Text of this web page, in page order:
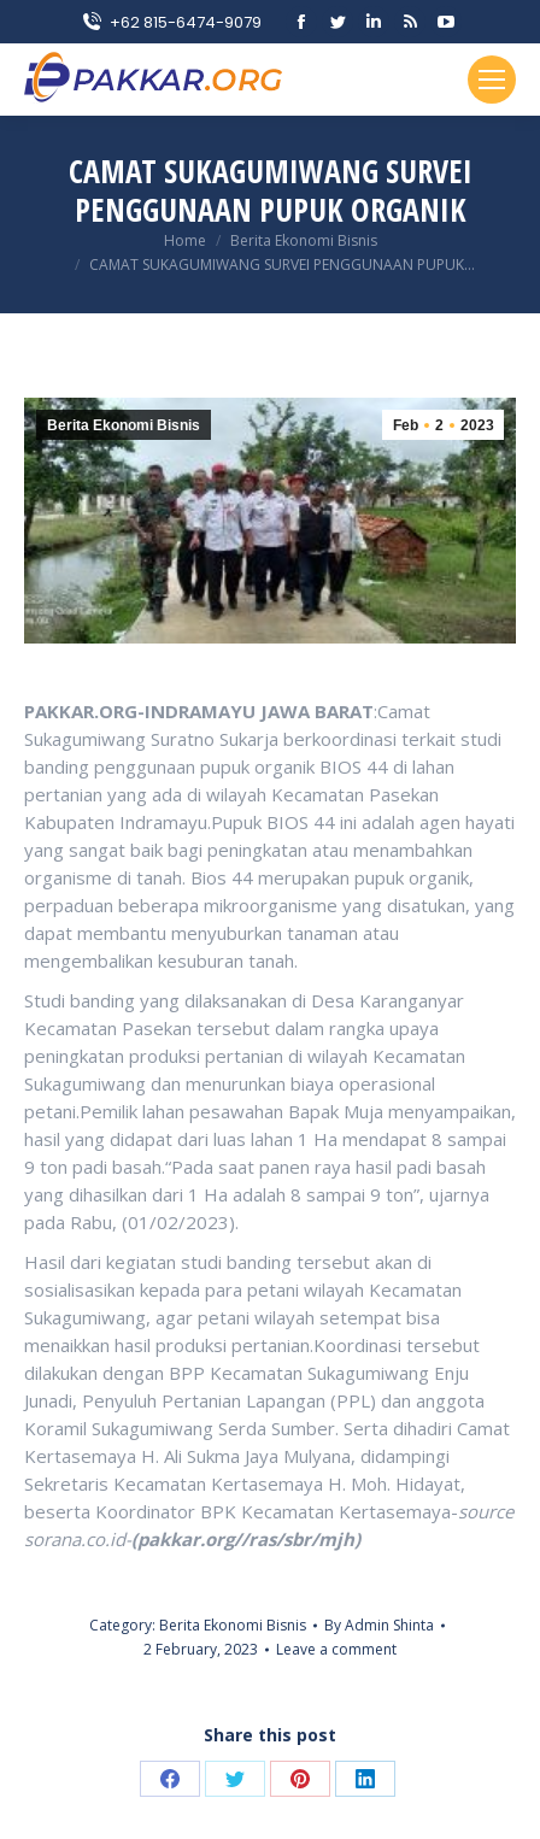
+62 815-6474-9079
Facebook
in
window
Twitter
in
window
Linkedin
in
window
Rss
opens
in
window
YouTube
page
opens
in
window
CAMAT SUKAGUMIWANG SURVEI
PENGGUNAAN PUPUK ORGANIK
Home
Berita Ekonomi Bisnis
CAMAT SUKAGUMIWANG SURVEI PENGGUNAAN PUPUK…
Feb 2 2023
Berita Ekonomi Bisnis
PAKKAR.ORG-INDRAMAYU JAWA BARAT:Camat
Sukagumiwang Suratno Sukarja berkoordinasi terkait studi
banding penggunaan pupuk organik BIOS 44 di lahan
pertanian yang ada di wilayah Kecamatan Pasekan
Kabupaten Indramayu.Pupuk BIOS 44 ini adalah agen hayati
yang sangat baik bagi peningkatan atau menambahkan
organisme di tanah. Bios 44 merupakan pupuk organik,
perpaduan beberapa mikroorganisme yang disatukan, yang
dapat membantu menyuburkan tanaman atau
mengembalikan kesuburan tanah.
Studi banding yang dilaksanakan di Desa Karanganyar
Kecamatan Pasekan tersebut dalam rangka upaya
peningkatan produksi pertanian di wilayah Kecamatan
Sukagumiwang dan menurunkan biaya operasional
petani.Pemilik lahan pesawahan Bapak Muja menyampaikan,
hasil yang didapat dari luas lahan 1 Ha mendapat 8 sampai
9 ton padi basah.“Pada saat panen raya hasil padi basah
yang dihasilkan dari 1 Ha adalah 8 sampai 9 ton”, ujarnya
pada Rabu, (01/02/2023).
Hasil dari kegiatan studi banding tersebut akan di
sosialisasikan kepada para petani wilayah Kecamatan
Sukagumiwang, agar petani wilayah setempat bisa
menaikkan hasil produksi pertanian.Koordinasi tersebut
dilakukan dengan BPP Kecamatan Sukagumiwang Enju
Junadi, Penyuluh Pertanian Lapangan (PPL) dan anggota
Koramil Sukagumiwang Serda Sumber. Serta dihadiri Camat
Kertasemaya H. Ali Sukma Jaya Mulyana, didampingi
Sekretaris Kecamatan Kertasemaya H. Moh. Hidayat,
beserta Koordinator BPK Kecamatan Kertasemaya-source
sorana.co.id-(pakkar.org//ras/sbr/mjh)
Category: Berita Ekonomi Bisnis ByAdmin Shinta
2 February, 2023
Leave a comment
Share this post
Share Share Share Share